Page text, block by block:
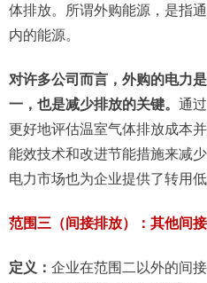
体排放。所谓外购能源，是指
内的能源。
对许多公司而言，外购的电力
一，也是减少排放的关键。 通
更好地评估温室气体排放成本
能效技术和改进节能措施来减
电力市场也为企业提供了转用
范围三（间接排放）：其他间
定义： 企业在范围二以外的间